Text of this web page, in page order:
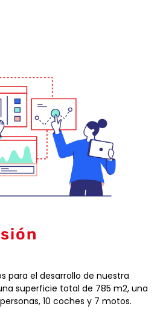
para el desarrollo de nuestra
superficie total de 785 m2, una
10 coches y 7 motos.